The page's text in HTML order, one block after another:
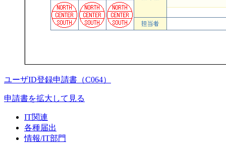
ユーザID登録申請書（C064）
申請書を拡大して見る
IT関連
各種届出
情報/IT部門